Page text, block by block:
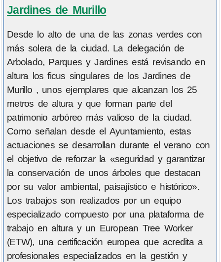
Jardines de Murillo
Desde lo alto de una de las zonas verdes con
más solera de la ciudad. La delegación de
Arbolado, Parques y Jardines está revisando en
altura los ficus singulares de los Jardines de
Murillo , unos ejemplares que alcanzan los 25
metros de altura y que forman parte del
patrimonio arbóreo más valioso de la ciudad.
Como señalan desde el Ayuntamiento, estas
actuaciones se desarrollan durante el verano con
el objetivo de reforzar la «seguridad y garantizar
la conservación de unos árboles que destacan
por su valor ambiental, paisajístico e histórico».
Los trabajos son realizados por un equipo
especializado compuesto por una plataforma de
trabajo en altura y un European Tree Worker
(ETW), una certificación europea que acredita a
profesionales especializados en la gestión y